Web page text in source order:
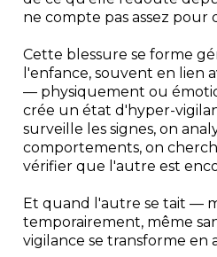
ne compte pas assez pour
Cette blessure se forme
l'enfance, souvent en lien
— physiquement ou
crée un état d'hyper-
surveille les signes, on
comportements, on
vérifier que l'autre est
Et quand l'autre se tait —
temporairement, même
vigilance se transforme en